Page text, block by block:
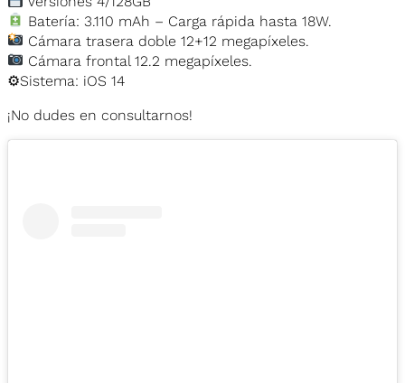
Batería: 3.110 mAh – Carga rápida hasta 18W.
Cámara trasera doble 12+12 megapíxeles.
Cámara frontal 12.2 megapíxeles.
⚙️Sistema: iOS 14
¡No dudes en consultarnos!